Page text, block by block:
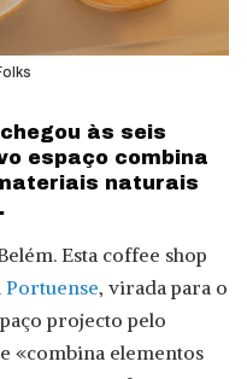
às seis
espaço combina
naturais
Esta coffee shop
Portuense, virada para o
projecto pelo
«combina elementos